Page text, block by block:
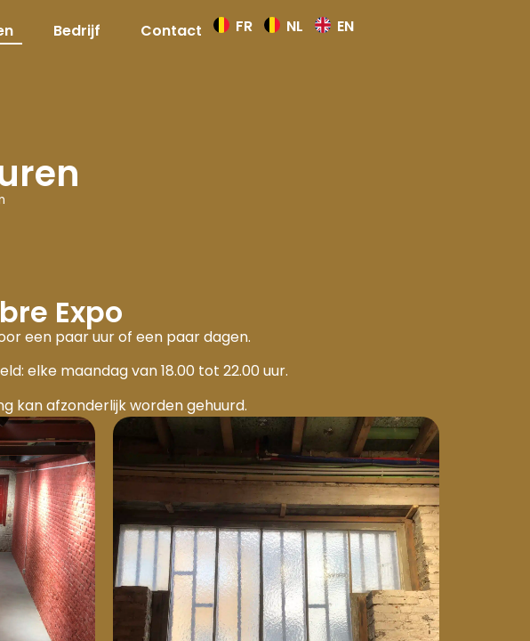
Bedrijf Contact FR NL EN
Expo
een paar uur of een paar dagen.
elke maandag van 18.00 tot 22.00 uur.
kan afzonderlijk worden gehuurd.